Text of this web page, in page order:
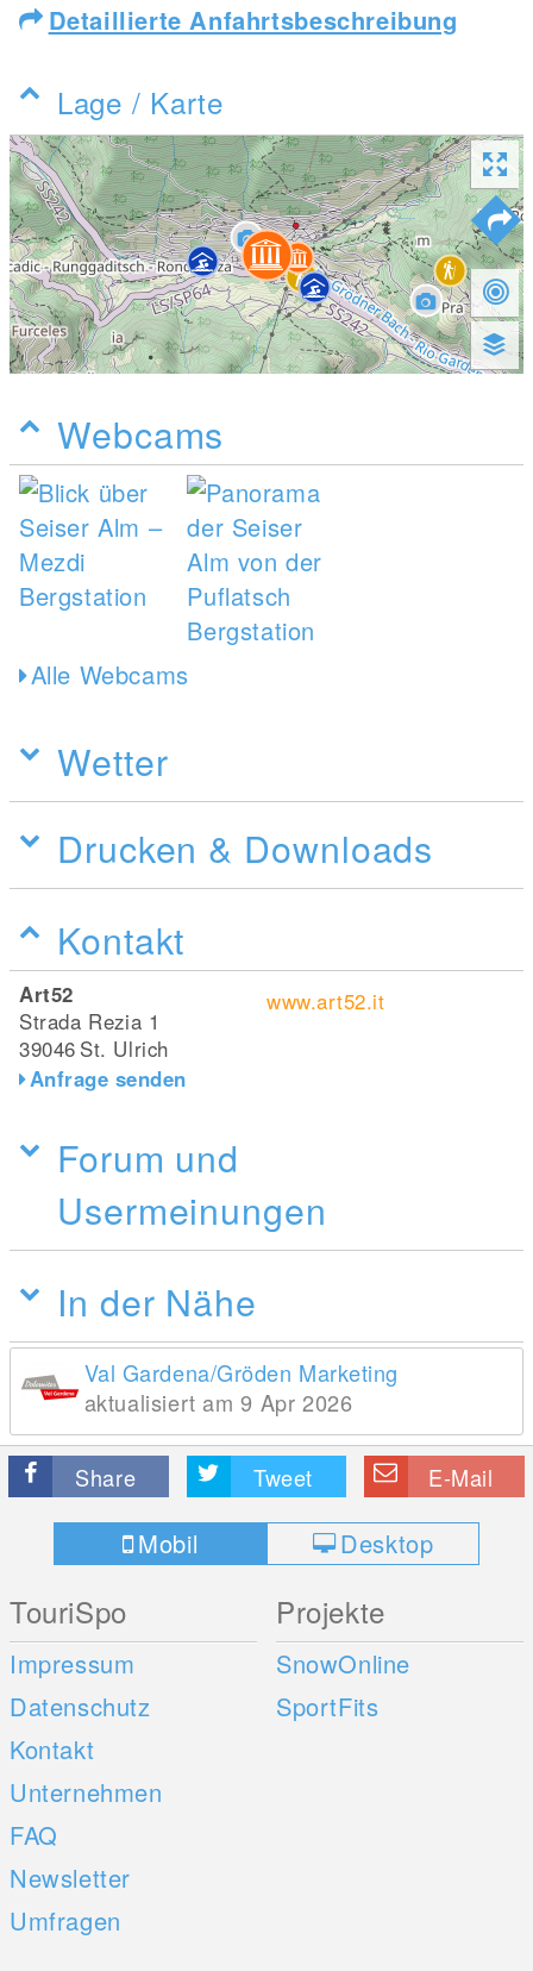
Detaillierte Anfahrtsbeschreibung
Lage / Karte
Webcams
Alle Webcams
Wetter
Drucken & Downloads
Kontakt
Art52
Strada Rezia 1
39046 St. Ulrich
Anfrage senden
www.art52.it
Forum und
Usermeinungen
In der Nähe
Val Gardena/Gröden Marketing
aktualisiert am 9 Apr 2026
Share Tweet E-Mail
Mobil Desktop
TouriSpo
Impressum
Datenschutz
Kontakt
Unternehmen
FAQ
Newsletter
Umfragen
Projekte
SnowOnline
SportFits